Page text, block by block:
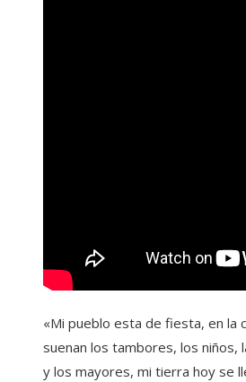
«Mi pueblo esta de fiesta, en la
suenan los tambores, los niños,
y los mayores, mi tierra hoy se